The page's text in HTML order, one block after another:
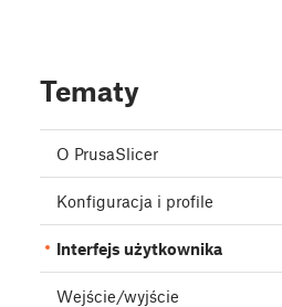
Tematy
O PrusaSlicer
Konfiguracja i profile
Interfejs użytkownika
Wejście/wyjście